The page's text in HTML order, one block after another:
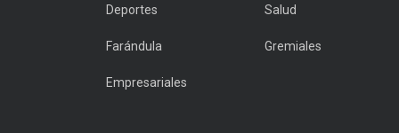
Deportes Salud
Farándula Gremiales
Empresariales